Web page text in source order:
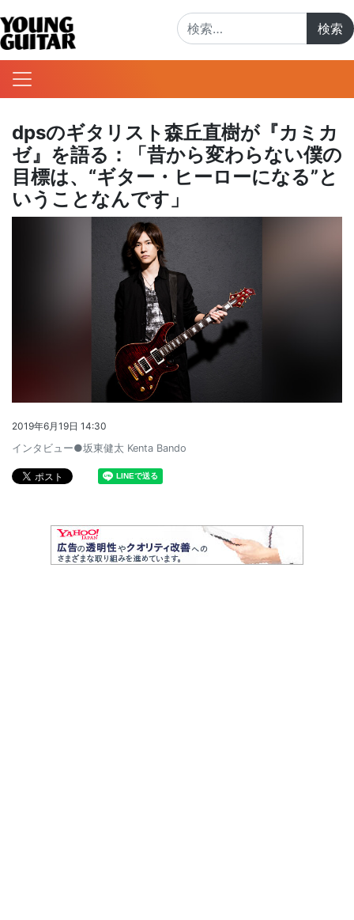
dpsのギタリスト森丘直樹が『カミカ
ゼ』を語る：「昔から変わらない僕の
目標は、“ギター・ヒーローになる”と
いうことなんです」
2019年6月19日 14:30
インタビュー●坂東健太 Kenta Bando